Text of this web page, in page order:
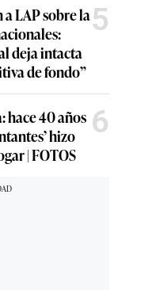
LAP sobre la
deja intacta
de fondo”
5
hace 40 años
hizo
| FOTOS
6